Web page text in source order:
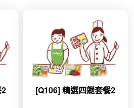
[Q106] 精選四餸套餐2